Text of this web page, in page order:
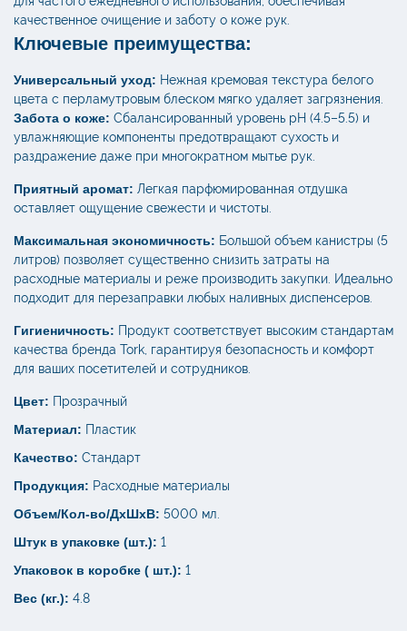
качественное очищение и заботу о коже рук.
Ключевые преимущества:
Универсальный уход: Нежная кремовая текстура белого
цвета с перламутровым блеском мягко удаляет загрязнения.
Забота о коже: Сбалансированный уровень pH (4.5–5.5) и
увлажняющие компоненты предотвращают сухость и
раздражение даже при многократном мытье рук.
Приятный аромат: Легкая парфюмированная отдушка
оставляет ощущение свежести и чистоты.
Максимальная экономичность: Большой объем канистры (5
литров) позволяет существенно снизить затраты на
расходные материалы и реже производить закупки. Идеально
подходит для перезаправки любых наливных диспенсеров.
Гигиеничность: Продукт соответствует высоким стандартам
качества бренда Tork, гарантируя безопасность и комфорт
для ваших посетителей и сотрудников.
Цвет: Прозрачный
Материал: Пластик
Качество: Стандарт
Продукция: Расходные материалы
Объем/Кол-во/ДхШхВ: 5000 мл.
Штук в упаковке (шт.): 1
Упаковок в коробке ( шт.): 1
Вес (кг.): 4.8